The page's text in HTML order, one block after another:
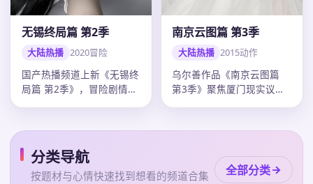
无锡终局篇 第2季
大陆热播 2020冒险
国产热播频道上新《无锡终
局篇 第2季》，冒险剧情紧
南京云图篇 第3季
大陆热播 2015动作
乌尔善作品《南京云图篇
第3季》聚焦厦门现实议
分类导航
按题材与心情快速找到想看的频道合集 全部分类